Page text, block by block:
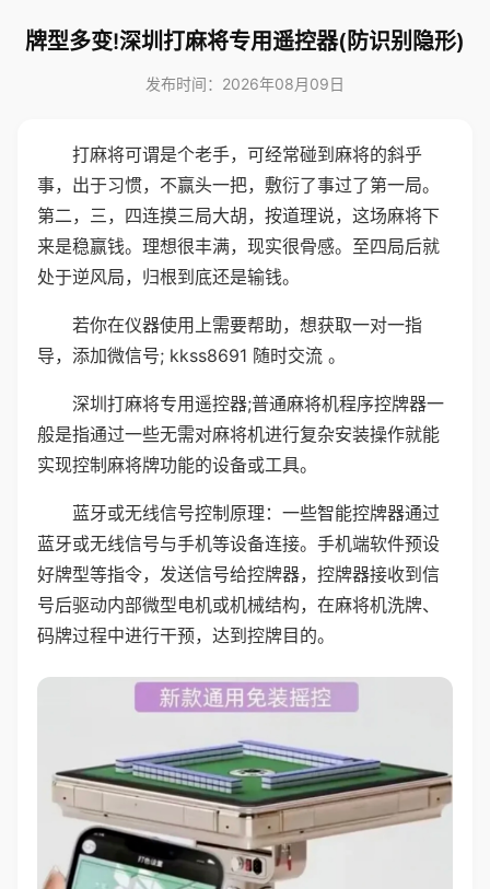
牌型多变!深圳打麻将专用遥控器(防识别隐形)
发布时间：2026年08月09日
打麻将可谓是个老手，可经常碰到麻将的斜乎
事，出于习惯，不赢头一把，敷衍了事过了第一局。
第二，三，四连摸三局大胡，按道理说，这场麻将下
来是稳赢钱。理想很丰满，现实很骨感。至四局后就
处于逆风局，归根到底还是输钱。
若你在仪器使用上需要帮助，想获取一对一指
导，添加微信号; kkss8691 随时交流 。
深圳打麻将专用遥控器;普通麻将机程序控牌器一
般是指通过一些无需对麻将机进行复杂安装操作就能
实现控制麻将牌功能的设备或工具。
蓝牙或无线信号控制原理：一些智能控牌器通过
蓝牙或无线信号与手机等设备连接。手机端软件预设
好牌型等指令，发送信号给控牌器，控牌器接收到信
号后驱动内部微型电机或机械结构，在麻将机洗牌、
码牌过程中进行干预，达到控牌目的。